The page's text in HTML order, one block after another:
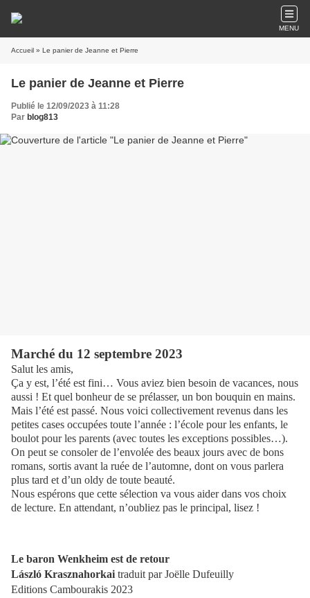
MENU
Accueil » Le panier de Jeanne et Pierre
Le panier de Jeanne et Pierre
Publié le 12/09/2023 à 11:28
Par blog813
Marché du 12 septembre 2023
Salut les amis,
Ça y est, l’été est fini… Vous aviez bien besoin de vacances, nous
aussi ! Et quel bonheur de se prélasser, un bon bouquin en mains.
Mais l’été est passé. Nous voici collectivement revenus dans les
petites cases occupées toute l’année : l’école pour les enfants, le
boulot pour les parents (avec toutes les exceptions possibles…).
On peut se consoler de l’envolée des beaux jours avec de bons
romans, sortis avant la ruée de l’automne, dont on vous parlera
plus tard et d’un oldy de toute beauté.
Nous espérons que cette sélection va vous aider dans vos choix
de lecture. En attendant, n’oubliez pas le principal, lisez !
Le baron Wenkheim est de retour
László Krasznahorkai traduit par Joëlle Dufeuilly
Editions Cambourakis 2023